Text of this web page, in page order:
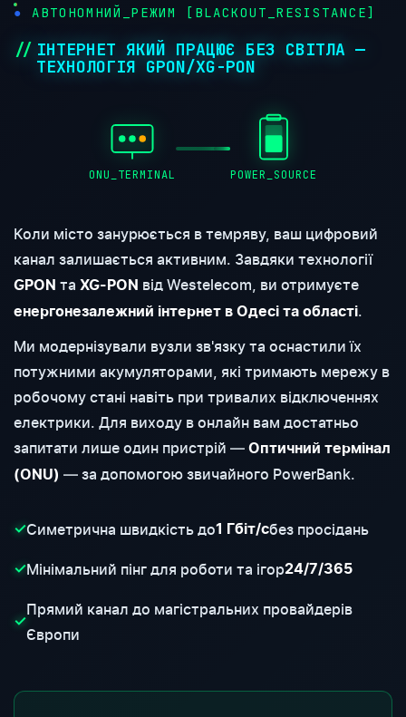
АВТОНОМНИЙ_РЕЖИМ [BLACKOUT_RESISTANCE]
ІНТЕРНЕТ ЯКИЙ ПРАЦЮЄ БЕЗ СВІТЛА —
ТЕХНОЛОГІЯ GPON/XG-PON
ONU_TERMINAL POWER_SOURCE
Коли місто занурюється в темряву, ваш цифровий
канал залишається активним. Завдяки технології
GPON та XG-PON від Westelecom, ви отримуєте
енергонезалежний інтернет в Одесі та області.
Ми модернізували вузли зв'язку та оснастили їх
потужними акумуляторами, які тримають мережу в
робочому стані навіть при тривалих відключеннях
електрики. Для виходу в онлайн вам достатньо
запитати лише один пристрій — Оптичний термінал
(ONU) — за допомогою звичайного PowerBank.
✓Симетрична швидкість до1 Гбіт/сбез просідань
✓Мінімальний пінг для роботи та ігор24/7/365
✓
Прямий канал до магістральних провайдерів
Європи